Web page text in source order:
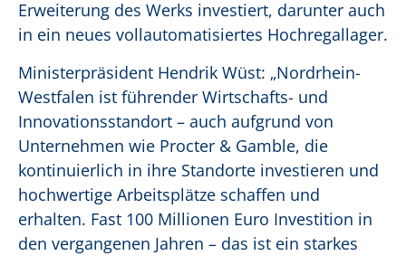
Erweiterung des Werks investiert, darunter auch
in ein neues vollautomatisiertes Hochregallager.
Ministerpräsident Hendrik Wüst: „Nordrhein-
Westfalen ist führender Wirtschafts- und
Innovationsstandort – auch aufgrund von
Unternehmen wie Procter & Gamble, die
kontinuierlich in ihre Standorte investieren und
hochwertige Arbeitsplätze schaffen und
erhalten. Fast 100 Millionen Euro Investition in
den vergangenen Jahren – das ist ein starkes